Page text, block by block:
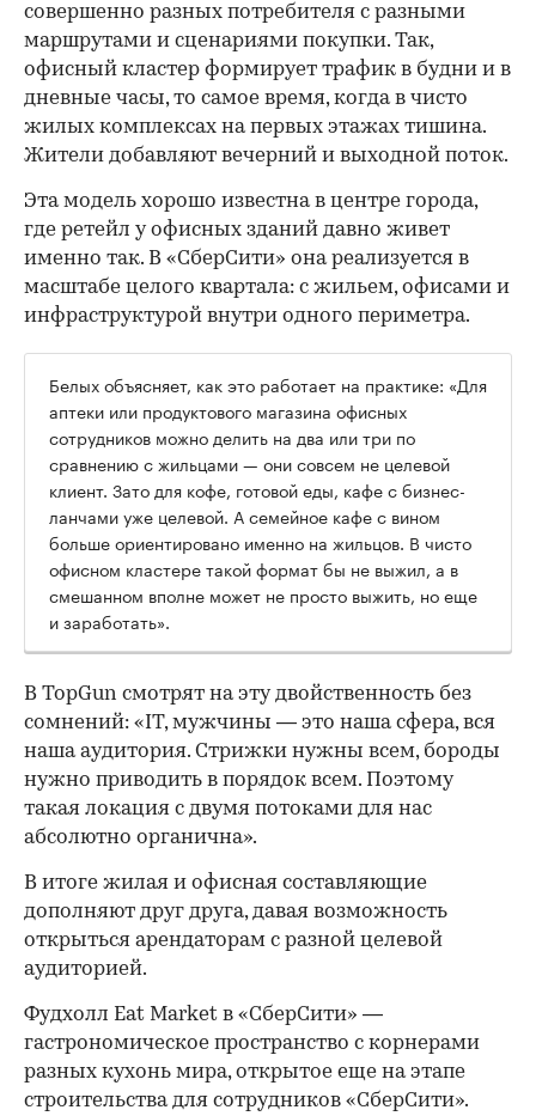
совершенно разных потребителя с разными
маршрутами и сценариями покупки. Так,
офисный кластер формирует трафик в будни и в
дневные часы, то самое время, когда в чисто
жилых комплексах на первых этажах тишина.
Жители добавляют вечерний и выходной поток.
Эта модель хорошо известна в центре города,
где ретейл у офисных зданий давно живет
именно так. В «СберСити» она реализуется в
масштабе целого квартала: с жильем, офисами и
инфраструктурой внутри одного периметра.
Белых объясняет, как это работает на практике: «Для
аптеки или продуктового магазина офисных
сотрудников можно делить на два или три по
сравнению с жильцами — они совсем не целевой
клиент. Зато для кофе, готовой еды, кафе с бизнес-
ланчами уже целевой. А семейное кафе с вином
больше ориентировано именно на жильцов. В чисто
офисном кластере такой формат бы не выжил, а в
смешанном вполне может не просто выжить, но еще
и заработать».
В TopGun смотрят на эту двойственность без
сомнений: «IT, мужчины — это наша сфера, вся
наша аудитория. Стрижки нужны всем, бороды
нужно приводить в порядок всем. Поэтому
такая локация с двумя потоками для нас
абсолютно органична».
В итоге жилая и офисная составляющие
дополняют друг друга, давая возможность
открыться арендаторам с разной целевой
аудиторией.
Фудхолл Eat Market в «СберСити» —
гастрономическое пространство с корнерами
разных кухонь мира, открытое еще на этапе
строительства для сотрудников «СберСити».